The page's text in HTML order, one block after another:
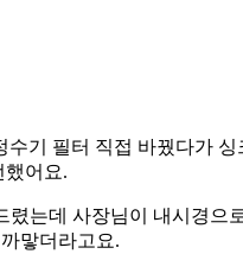
수기 필터 직접 바꿨다가 싱
했어요.
렸는데 사장님이 내시경으
맣더라고요.